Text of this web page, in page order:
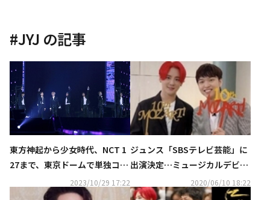
#JYJ の記事
東方神起から少女時代、NCT 1
27まで、東京ドームで単独コン
サートを成功させたアイドル
2023/10/29 17:22
ジュンス「SBSテレビ芸能」に
出演決定…ミュージカルデビュ
ー10周年のインタビューを電撃
公開
2020/06/10 18:22